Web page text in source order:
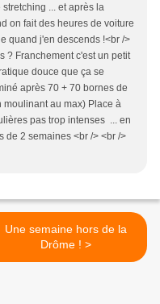
... et après la
on fait des heures de voiture
quand j'en descends !<br />
? Franchement c'est un petit
douce que ça se
après 70 + 70 bornes de
moulinant au max) Place à
pas trop intenses ... en
de 2 semaines <br /> <br />
Une semaine hors de la
Drôme ! >